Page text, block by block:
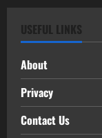
USEFUL LINKS
About
Privacy
Contact Us